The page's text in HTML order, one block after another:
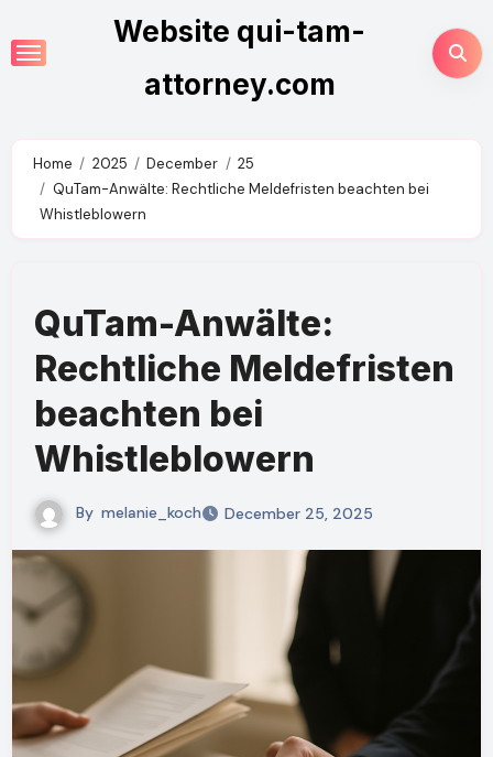
to
Website qui-tam-
attorney.com
Home 2025 December
25
QuTam-Anwälte: Rechtliche Meldefristen beachten bei
Whistleblowern
QuTam-Anwälte:
Rechtliche Meldefristen
beachten bei
Whistleblowern
By melanie_koch December 25, 2025